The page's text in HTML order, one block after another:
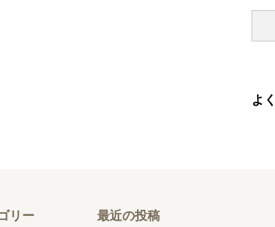
よ
リー 最近の投稿